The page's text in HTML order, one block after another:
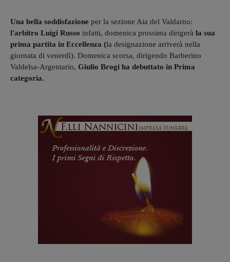
Una bella soddisfazione per la sezione Aia del Valdarno:
l'arbitro Luigi Russo infatti, domenica prossima dirigerà la sua
prima partita in Eccellenza (la designazione arriverà nella
giornata di venerdì). Domenica scorsa, dirigendo Barberino
Valdelsa-Argentario, Giulio Brogi ha debuttato in Prima
categoria.